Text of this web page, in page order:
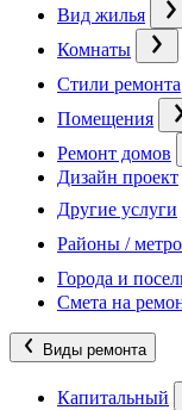
Вид жилья
Комнаты
Стили ремонта
Помещения
Ремонт домов
Дизайн проект
Другие услуги
Районы /
Города и
Смета на
Виды ремонта
Капитальный